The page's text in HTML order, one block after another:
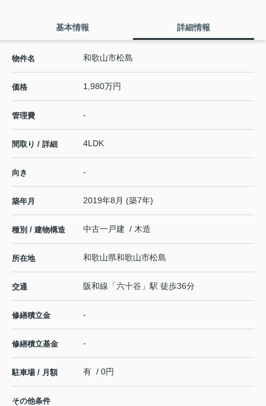
基本情報 詳細情報
物件名 和歌山市松島
価格 1,980万円
管理費 -
間取り / 詳細 4LDK
向き -
築年月 2019年8月 (築7年)
種別 / 建物構造 中古一戸建 / 木造
所在地 和歌山県和歌山市松島
交通 阪和線 「六十谷 」駅 徒歩36分
修繕積立金 -
修繕積立基金 -
駐車場 / 月額 有 / 0円
その他条件